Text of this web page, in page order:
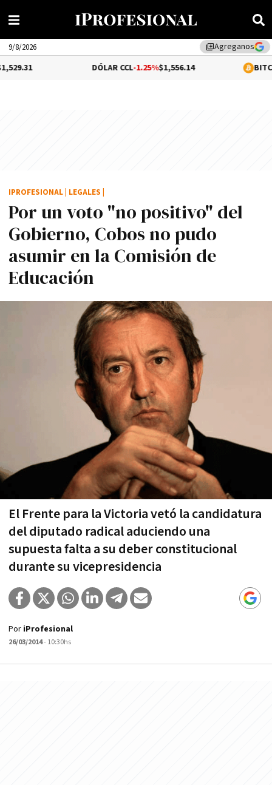
library_addAgreganos
9/8/2026
-1.25%$1,556.14 0.06%
Por un voto "no positivo" del
Gobierno, Cobos no pudo
asumir en la Comisión de
Educación
El Frente para la Victoria vetó la candidatura
del diputado radical aduciendo una
supuesta falta a su deber constitucional
durante su vicepresidencia
IPROFESIONAL LEGALES
Por iProfesional
26/03/2014- 10:30hs